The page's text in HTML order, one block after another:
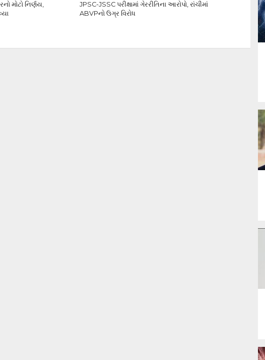
મોટો નિર્ણય,
JPSC-JSSC પરીક્ષામાં ગેરરીતિના આરોપો, રાંચીમાં
ABVPનો ઉગ્ર વિરોધ